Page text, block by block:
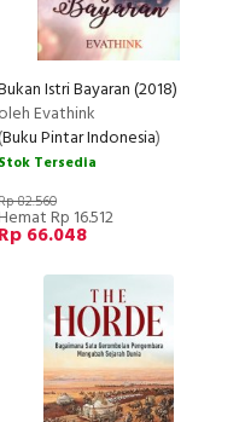
Istri Bayaran (2018)
oleh Evathink
(Buku Pintar Indonesia)
Stok Tersedia
82.560
Rp 16.512
Rp 66.048